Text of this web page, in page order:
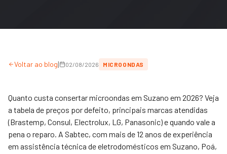
Voltar ao blog| 02/08/2026 MICROONDAS
Quanto custa consertar microondas em Suzano em 2026? Veja
a tabela de preços por defeito, principais marcas atendidas
(Brastemp, Consul, Electrolux, LG, Panasonic) e quando vale a
pena o reparo. A Sabtec, com mais de 12 anos de experiência
em assistência técnica de eletrodomésticos em Suzano, Poá,